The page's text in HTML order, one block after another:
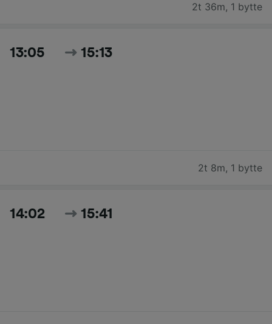
2t 36m, 1 bytte
13:05 15:13
2t 8m, 1 bytte
14:02 15:41